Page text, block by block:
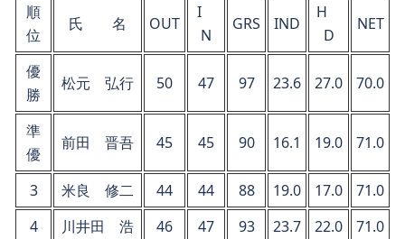
順
位
氏 名 OUT
I
N
GRS IND
H
D
NET
優
勝
松元 弘行 50 47 97 23.6 27.0 70.0
準
優
前田 晋吾 45 45 90 16.1 19.0 71.0
3 米良 修二 44 44 88 19.0 17.0
71.0
4
川井田 浩 46 47 93 23.7 22.0
71.0